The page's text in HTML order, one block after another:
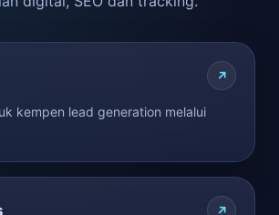
kempen lead generation melalui